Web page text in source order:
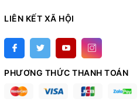
LIÊN KẾT XÃ HỘI
PHƯƠNG THỨC THANH TOÁN